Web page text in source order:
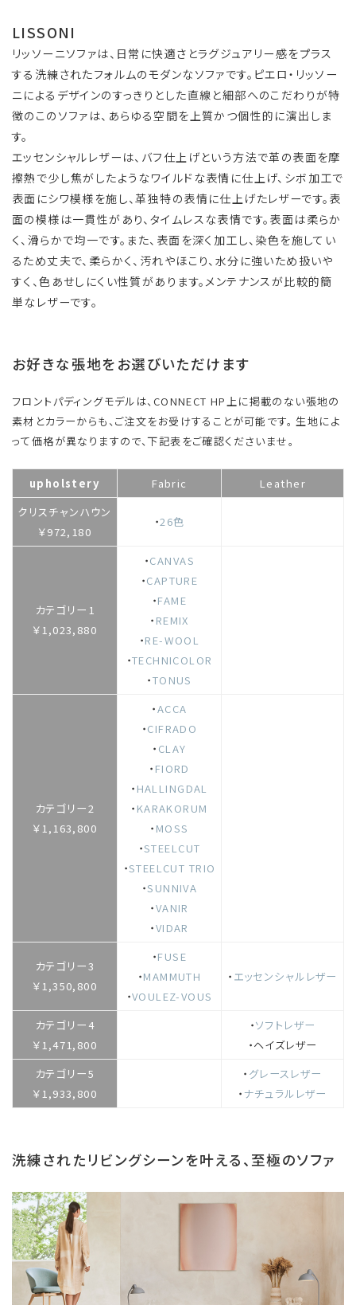
LISSONI
リッソーニソファは、日常に快適さとラグジュアリー感をプラス
する洗練されたフォルムのモダンなソファです。ピエロ・リッソー
ニによるデザインのすっきりとした直線と細部へのこだわりが特
徴のこのソファは、あらゆる空間を上質かつ個性的に演出しま
す。
エッセンシャルレザーは、バフ仕上げという方法で革の表面を摩
擦熱で少し焦がしたようなワイルドな表情に仕上げ、シボ加工で
表面にシワ模様を施し、革独特の表情に仕上げたレザーです。表
面の模様は一貫性があり、タイムレスな表情です。表面は柔らか
く、滑らかで均一です。また、表面を深く加工し、染色を施してい
るため丈夫で、柔らかく、汚れやほこり、水分に強いため扱いや
すく、色あせしにくい性質があります。メンテナンスが比較的簡
単なレザーです。
お好きな張地をお選びいただけます
フロントパディングモデルは、CONNECT HP上に掲載のない張地の
素材とカラーからも、ご注文をお受けすることが可能です。 生地によ
って価格が異なりますので、下記表をご確認くださいませ。
upholstery Fabric
Leather
クリスチャンハウン
￥972,180
・26色
カテゴリー1
￥1,023,880
・CANVAS
・CAPTURE
・FAME
・ REMIX
・RE-WOOL
・TECHNICOLOR
・TONUS
カテゴリー2
￥1,163,800
・ACCA
・CIFRADO
・ CLAY
・ FIORD
・ HALLINGDAL
・ KARAKORUM
・ MOSS
・STEELCUT
・STEELCUT TRIO
・SUNNIVA
・VANIR
・VIDAR
カテゴリー3
￥1,350,800
・FUSE
・MAMMUTH
・VOULEZ-VOUS
・ エッセンシャルレザー
カテゴリー4
￥1,471,800
・ソフトレザー
・ヘイズレザー
カテゴリー5
￥1,933,800
・ グレースレザー
・ ナチュラルレザー
洗練されたリビングシーンを叶える、至極のソファ